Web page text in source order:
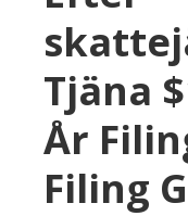
Tjäna
År
Filing